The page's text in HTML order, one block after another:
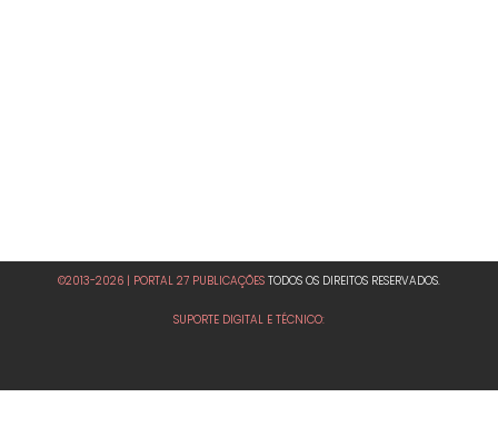
©2013-2026 | PORTAL 27 PUBLICAÇÕES TODOS OS DIREITOS RESERVADOS.
SUPORTE DIGITAL E TÉCNICO: